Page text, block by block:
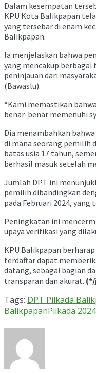
Dalam kesempatan
KPU Kota Balikpapan
yang tersebar di enam
Balikpapan.
Ia menjelaskan bahwa
yang mencakup
peninjauan dari
(Bawaslu).
“Kami memastikan
benar-benar memenuhi
Dia menambahkan
di mana seorang pemilih
batas usia 17 tahun,
berhasil masuk setelah
Jumlah DPT ini
pemilih dibandingkan
pada Februari 2024,
Peningkatan ini
upaya verifikasi yang
KPU Balikpapan
terdaftar dapat
datang, sebagai bagian
transparan dan akurat.
Tags: DPT Pilkada
BalikpapanPilkada 2024